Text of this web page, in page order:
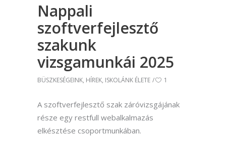
Nappali
szoftverfejlesztő
szakunk
vizsgamunkái 2025
BÜSZKESÉGEINK, HÍREK, ISKOLÁNK ÉLETE 1
A szoftverfejlesztő szak záróvizsgájának
része egy restfull webalkalmazás
elkésztése csoportmunkában.